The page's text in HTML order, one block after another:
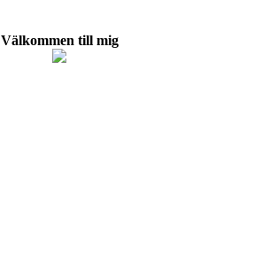
Välkommen till mig